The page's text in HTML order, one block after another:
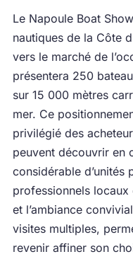
Le Napoule Boat
nautiques de la Côte
vers le marché de
présentera 250
sur 15 000 mètres
mer. Ce
privilégié des
peuvent découvrir en
considérable d’unités
professionnels locaux
et l’ambiance
visites multiples,
revenir affiner son